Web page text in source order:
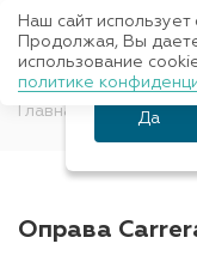
Главная Оправы
Оправа
Ваш город
Петербург?
Да
Наш сайт
Продолжая, Вы
использование
политике